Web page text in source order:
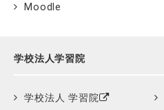
Moodle
学校法人学習院
学校法人 学習院